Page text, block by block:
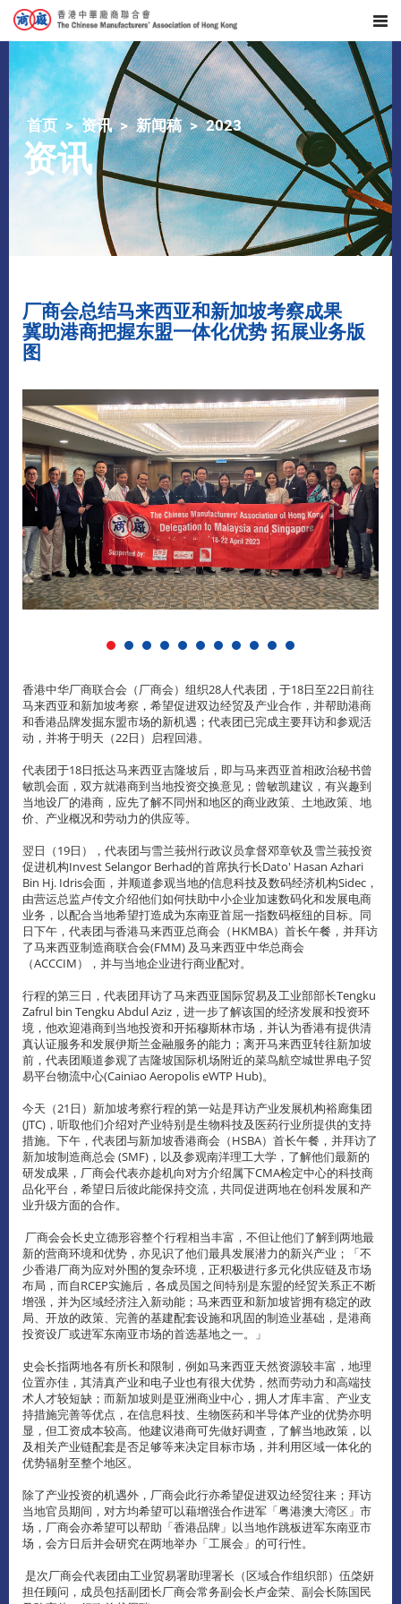
首页 资讯 新闻稿 2023
资讯
厂商会总结马来西亚和新加坡考察成果
冀助港商把握东盟一体化优势 拓展业务版
图
香港中华厂商联合会（厂商会）组织28人代表团，于18日至22日前往
马来西亚和新加坡考察，希望促进双边经贸及产业合作，并帮助港商
和香港品牌发掘东盟市场的新机遇；代表团已完成主要拜访和参观活
动，并将于明天（22日）启程回港。
代表团于18日抵达马来西亚吉隆坡后，即与马来西亚首相政治秘书曾
敏凯会面，双方就港商到当地投资交换意见；曾敏凯建议，有兴趣到
当地设厂的港商，应先了解不同州和地区的商业政策、土地政策、地
价、产业概况和劳动力的供应等。
翌日（19日），代表团与雪兰莪州行政议员拿督邓章钦及雪兰莪投资
促进机构Invest Selangor Berhad的首席执行长Dato' Hasan Azhari
Bin Hj. Idris会面，并顺道参观当地的信息科技及数码经济机构Sidec，
由营运总监卢传文介绍他们如何扶助中小企业加速数码化和发展电商
业务，以配合当地希望打造成为东南亚首屈一指数码枢纽的目标。同
日下午，代表团与香港马来西亚总商会（HKMBA）首长午餐，并拜访
了马来西亚制造商联合会(FMM) 及马来西亚中华总商会
（ACCCIM），并与当地企业进行商业配对。
行程的第三日，代表团拜访了马来西亚国际贸易及工业部部长Tengku
Zafrul bin Tengku Abdul Aziz，进一步了解该国的经济发展和投资环
境，他欢迎港商到当地投资和开拓穆斯林市场，并认为香港有提供清
真认证服务和发展伊斯兰金融服务的能力；离开马来西亚转往新加坡
前，代表团顺道参观了吉隆坡国际机场附近的菜鸟航空城世界电子贸
易平台物流中心(Cainiao Aeropolis eWTP Hub)。
今天（21日）新加坡考察行程的第一站是拜访产业发展机构裕廊集团
(JTC)，听取他们介绍对产业特别是生物科技及医药行业所提供的支持
措施。下午，代表团与新加坡香港商会（HSBA）首长午餐，并拜访了
新加坡制造商总会 (SMF)，以及参观南洋理工大学，了解他们最新的
研发成果，厂商会代表亦趁机向对方介绍属下CMA检定中心的科技商
品化平台，希望日后彼此能保持交流，共同促进两地在创科发展和产
业升级方面的合作。
厂商会会长史立德形容整个行程相当丰富，不但让他们了解到两地最
新的营商环境和优势，亦见识了他们最具发展潜力的新兴产业；「不
少香港厂商为应对外围的复杂环境，正积极进行多元化供应链及市场
布局，而自RCEP实施后，各成员国之间特别是东盟的经贸关系正不断
增强，并为区域经济注入新动能；马来西亚和新加坡皆拥有稳定的政
局、开放的政策、完善的基建配套设施和巩固的制造业基础，是港商
投资设厂或进军东南亚市场的首选基地之一。」
史会长指两地各有所长和限制，例如马来西亚天然资源较丰富，地理
位置亦佳，其清真产业和电子业也有很大优势，然而劳动力和高端技
术人才较短缺；而新加坡则是亚洲商业中心，拥人才库丰富、产业支
持措施完善等优点，在信息科技、生物医药和半导体产业的优势亦明
显，但工资成本较高。他建议港商可先做好调查，了解当地政策，以
及相关产业链配套是否足够等来决定目标市场，并利用区域一体化的
优势辐射至整个地区。
除了产业投资的机遇外，厂商会此行亦希望促进双边经贸往来；拜访
当地官员期间，对方均希望可以藉增强合作进军「粤港澳大湾区」市
场，厂商会亦希望可以帮助「香港品牌」以当地作跳板进军东南亚市
场，会方日后并会研究在两地举办「工展会」的可行性。
是次厂商会代表团由工业贸易署助理署长（区域合作组织部）伍棨妍
担任顾问，成员包括副团长厂商会常务副会长卢金荣、副会长陈国民